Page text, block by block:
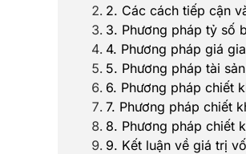
2. Các cách tiếp cận
3. Phương pháp tỷ số
4. Phương pháp giá
5. Phương pháp tài sản
6. Phương pháp chiết
7. Phương pháp chiết
8. Phương pháp chiết
9. Kết luận về giá trị